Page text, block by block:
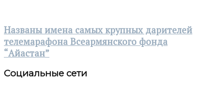
Названы имена самых крупных дарителей
телемарафона Всеармянского фонда
“Айастан”
Социальные сети